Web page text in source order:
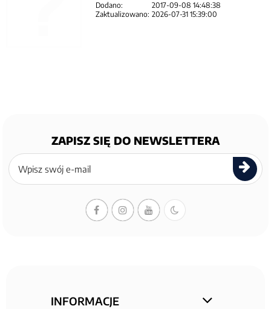
Dodano:
2017-09-08 14:48:38
Zaktualizowano: 2026-07-31 15:39:00
ZAPISZ SIĘ DO NEWSLETTERA
Zapisz
się
newslettera
INFORMACJE